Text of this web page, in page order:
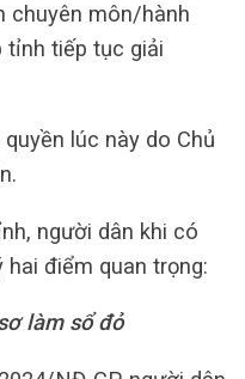
chuyên môn/hành
tỉnh tiếp tục giải
lúc này do Chủ
người dân khi có
hai điểm quan trọng:
làm sổ đỏ